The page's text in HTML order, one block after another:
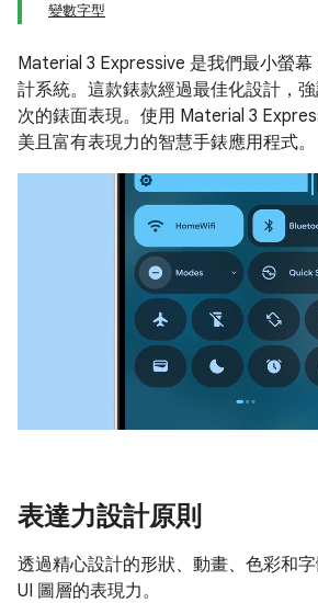
變數字型
Material 3 Expressive 是我們最小螢
計系統。這款錶款經過最佳化設計，
次的錶面表現。使用 Material 3
美且富有表現力的智慧手錶應用程式。
表達力設計原則
透過精心設計的形狀、動畫、色彩和
UI 圖層的表現力。